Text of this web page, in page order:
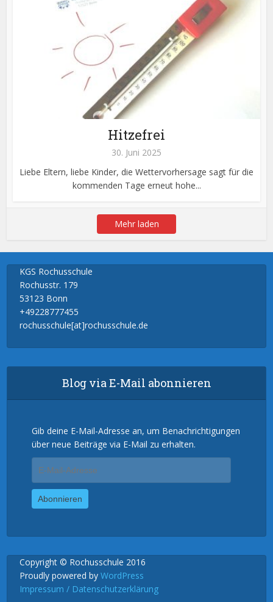
Hitzefrei
30. Juni 2025
Liebe Eltern, liebe Kinder, die Wettervorhersage sagt für die
kommenden Tage erneut hohe...
Mehr laden
KGS Rochusschule
Rochusstr. 179
53123 Bonn
+49228777455
rochusschule[at]rochusschule.de
Blog via E-Mail abonnieren
Gib deine E-Mail-Adresse an, um Benachrichtigungen
über neue Beiträge via E-Mail zu erhalten.
Mail-
Adresse
Abonnieren
Copyright © Rochusschule 2016
Proudly powered byWordPress
Impressum / Datenschutzerklärung